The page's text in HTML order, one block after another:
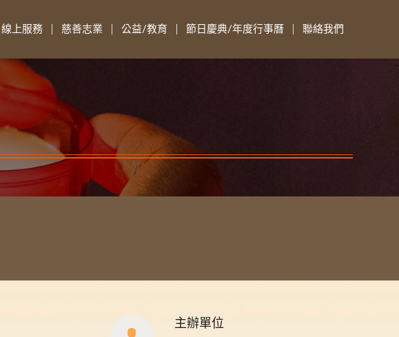
線上服務 慈善志業 公益/教育 節日慶典/年度行事曆 聯絡我們
主辦單位